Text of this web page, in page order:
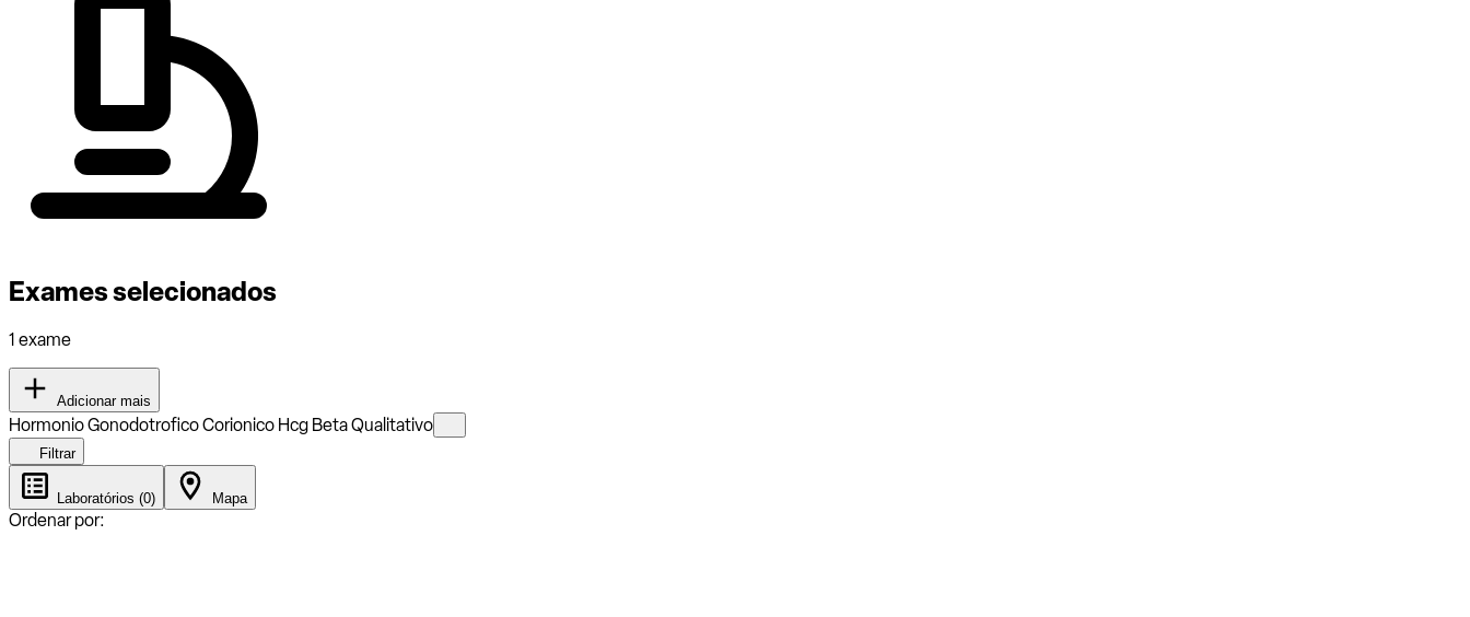
Exames selecionados
1 exame
Adicionar mais
Hormonio Gonodotrofico Corionico Hcg Beta Qualitativo
Filtrar
Laboratórios (0) Mapa
Ordenar por: